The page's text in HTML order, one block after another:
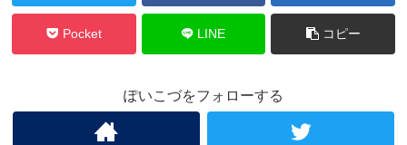
Pocket LINE コピー
ぽいこづをフォローする